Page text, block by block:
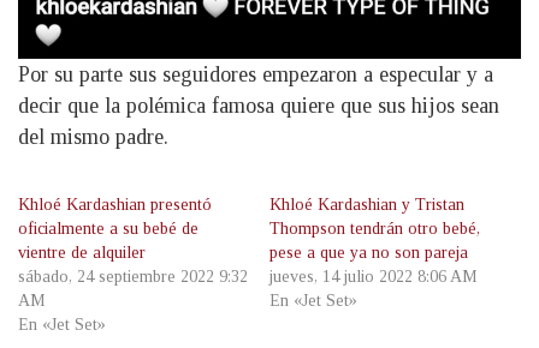
Por su parte sus seguidores empezaron a especular y a
decir que la polémica famosa quiere que sus hijos sean
del mismo padre.
Khloé Kardashian presentó
oficialmente a su bebé de
vientre de alquiler
sábado, 24 septiembre 2022 9:32
AM
En «Jet Set»
Khloé Kardashian y Tristan
Thompson tendrán otro bebé,
pese a que ya no son pareja
jueves, 14 julio 2022 8:06 AM
En «Jet Set»